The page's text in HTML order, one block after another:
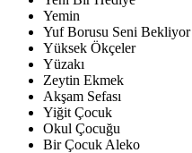
Yemin
Yuf Borusu Seni Bekliyor
Yüksek Ökçeler
Yüzakı
Zeytin Ekmek
Akşam Sefası
Yiğit Çocuk
Okul Çocuğu
Bir Çocuk Aleko